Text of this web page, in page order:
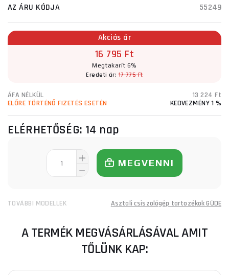
AZ ÁRU KÓDJA
55249
Akciós ár
16 795 Ft
Megtakarít 6%
Eredeti ár:17 775 Ft
ÁFA NÉLKÜL
13 224 Ft
ELŐRE TÖRTÉNŐ FIZETÉS ESETÉN
KEDVEZMÉNY 1 %
ELÉRHETŐSÉG: 14 nap
MEGVENNI
TOVÁBBI MODELLEK Asztali csiszológép tartozékok GÜDE
A TERMÉK MEGVÁSÁRLÁSÁVAL AMIT
TŐLÜNK KAP: